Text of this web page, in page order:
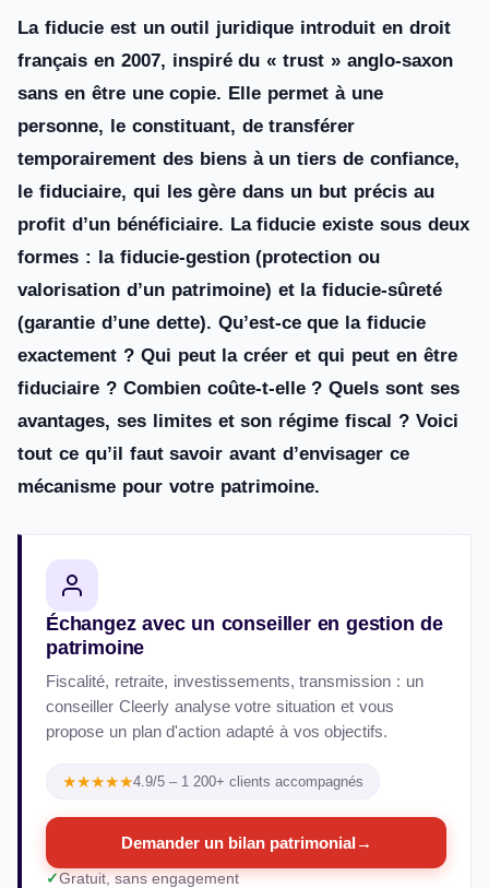
La fiducie est un outil juridique introduit en droit
français en 2007, inspiré du « trust » anglo-saxon
sans en être une copie. Elle permet à une
personne, le constituant, de transférer
temporairement des biens à un tiers de confiance,
le fiduciaire, qui les gère dans un but précis au
profit d’un bénéficiaire. La fiducie existe sous deux
formes : la fiducie-gestion (protection ou
valorisation d’un patrimoine) et la fiducie-sûreté
(garantie d’une dette). Qu’est-ce que la fiducie
exactement ? Qui peut la créer et qui peut en être
fiduciaire ? Combien coûte-t-elle ? Quels sont ses
avantages, ses limites et son régime fiscal ? Voici
tout ce qu’il faut savoir avant d’envisager ce
mécanisme pour votre patrimoine.
Échangez avec un conseiller en gestion de
patrimoine
Fiscalité, retraite, investissements, transmission : un
conseiller Cleerly analyse votre situation et vous
propose un plan d'action adapté à vos objectifs.
★★★★★4.9/5 – 1 200+ clients accompagnés
Demander un bilan patrimonial →
Gratuit, sans engagement